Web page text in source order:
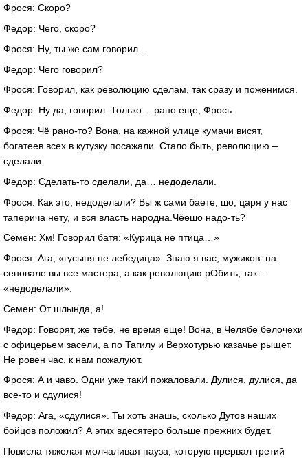
Фрося: Скоро?
Федор: Чего, скоро?
Фрося: Ну, ты же сам говорил…
Федор: Чего говорил?
Фрося: Говорил, как революцию сделам, так сразу и поженимся.
Федор: Ну да, говорил. Только… рано еще, Фрось.
Фрося: Чё рано-то? Вона, на кажной улице кумачи висят,
богатеев всех в кутузку посажали. Стало быть, революцию –
сделали.
Федор: Сделать-то сделали, да… недоделали.
Фрося: Как это, недоделали? Вы ж сами баете, шо, царя у нас
таперича нету, и вся власть народна.Чёешо надо-ть?
Семен: Хм! Говорил батя: «Курица не птица…»
Фрося: Ага, «гусыня не лебедица». Знаю я вас, мужиков: на
сеновале вы все мастера, а как революцию рОбить, так –
«недоделали».
Семен: От шлында, а!
Федор: Говорят, же тебе, не время еще! Вона, в Челябе белочехи
с офицерьем засели, а по Тагилу и Верхотурью казачье рыщет.
Не ровен час, к нам пожалуют.
Фрося: А и чаво. Одни уже такИ пожаловали. Дулися, дулися, да
все-то и сдулися!
Федор: Ага, «сдулися». Ты хоть знашь, сколько Дутов наших
бойцов положил? А этих вдесятеро больше прежних будет.
Повисла тяжелая молчаливая пауза, которую прервал третий